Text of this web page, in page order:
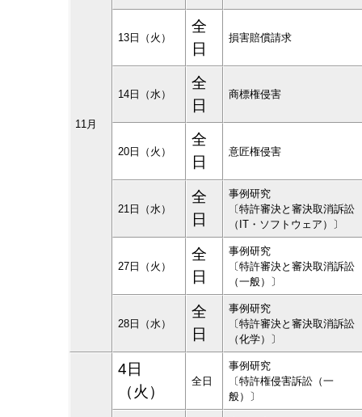
11月
13日（火）
全
日
損害賠償請求
14日（水）
全
日
商標権侵害
20日（火）
全
日
意匠権侵害
21日（水）
全
日
事例研究
〔特許審決と審決取消訴訟
（IT・ソフトウェア）〕
27日（火）
全
日
事例研究
〔特許審決と審決取消訴訟
（一般）〕
28日（水）
全
日
事例研究
〔特許審決と審決取消訴訟
（化学）〕
4日
（火）
全日
事例研究
〔特許権侵害訴訟（一
般）〕